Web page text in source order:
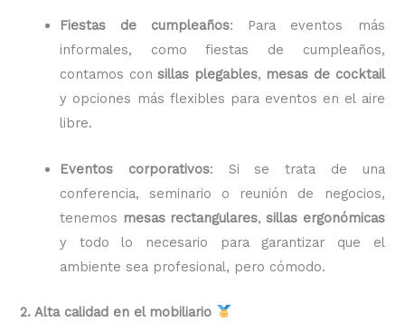
Fiestas de cumpleaños: Para eventos más
informales, como fiestas de cumpleaños,
contamos consillas plegables, mesas de cocktail
y opciones más flexibles para eventos en el aire
libre.
Eventos corporativos: Si se trata de una
conferencia, seminario o reunión de negocios,
tenemos mesas rectangulares,sillas ergonómicas
y todo lo necesario para garantizar que el
ambiente sea profesional, pero cómodo.
2. Alta calidad en el mobiliario